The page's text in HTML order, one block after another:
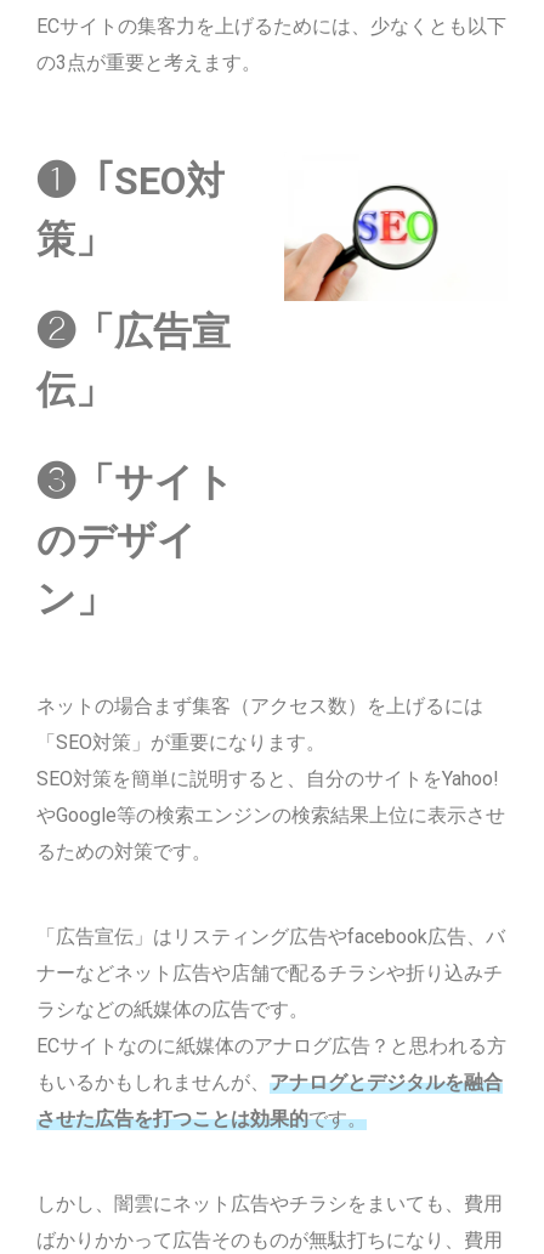
ECサイトの集客力を上げるためには、少なくとも以下
の3点が重要と考えます。
❶「SEO対
策」
❷「広告宣
伝」
❸「サイト
のデザイ
ン」
ネットの場合まず集客（アクセス数）を上げるには
「SEO対策」が重要になります。
SEO対策を簡単に説明すると、自分のサイトをYahoo!
やGoogle等の検索エンジンの検索結果上位に表示させ
るための対策です。
「広告宣伝」はリスティング広告やfacebook広告、バ
ナーなどネット広告や店舗で配るチラシや折り込みチ
ラシなどの紙媒体の広告です。
ECサイトなのに紙媒体のアナログ広告？と思われる方
もいるかもしれませんが、 アナログとデジタルを融合
させた広告を打つことは効果的です。
しかし、闇雲にネット広告やチラシをまいても、費用
ばかりかかって広告そのものが無駄打ちになり、費用